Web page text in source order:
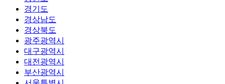
경기도
경상남도
경상북도
광주광역시
대구광역시
대전광역시
부산광역시